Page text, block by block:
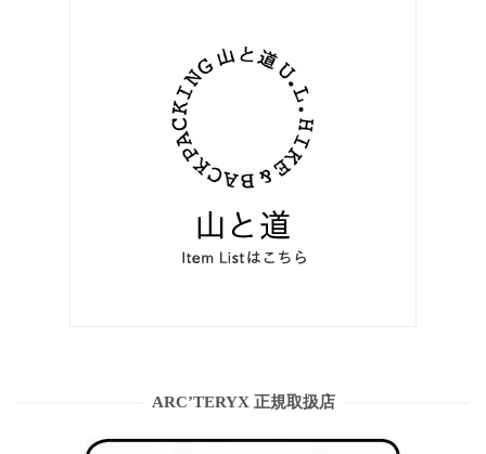
ARC’TERYX 正規取扱店